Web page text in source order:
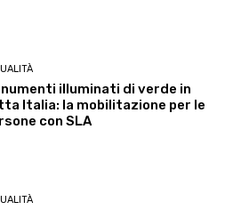
illuminati di verde in
Italia: la mobilitazione per le
con SLA